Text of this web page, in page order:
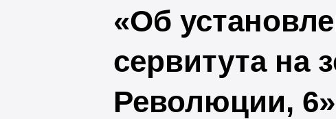
«Об
сервитута на
Революции, 6»